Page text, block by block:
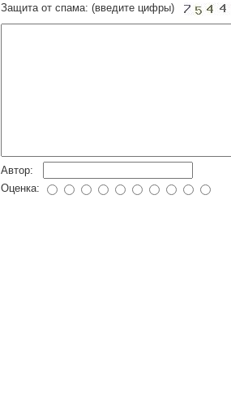
Защита от спама: (введите цифры)
Автор:
Оценка: